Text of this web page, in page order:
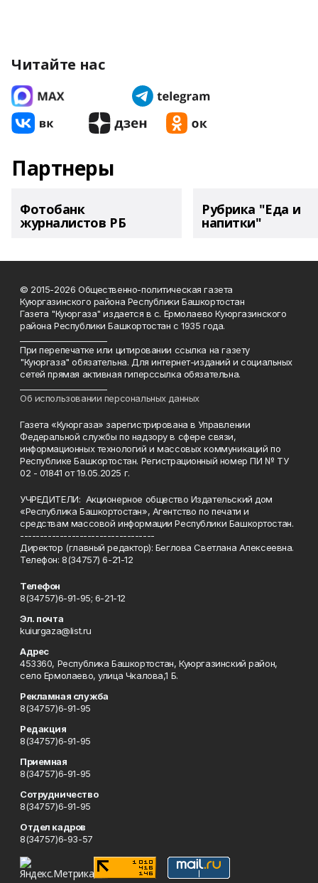
Читайте нас
Партнеры
Фотобанк
журналистов РБ
Рубрика "Еда и
напитки"
© 2015-2026 Общественно-политическая газета
Куюргазинского района Республики Башкортостан
Газета "Куюргаза" издается в с. Ермолаево Куюргазинского
района Республики Башкортостан с 1935 года.
При перепечатке или цитировании ссылка на газету
"Куюргаза" обязательна. Для интернет-изданий и социальных
сетей прямая активная гиперссылка обязательна.
Об использовании персональных данных
Газета «Куюргаза» зарегистрирована в Управлении
Федеральной службы по надзору в сфере связи,
информационных технологий и массовых коммуникаций по
Республике Башкортостан. Регистрационный номер ПИ № ТУ
02 - 01841 от 19.05.2025 г.
УЧРЕДИТЕЛИ: Акционерное общество Издательский дом
«Республика Башкортостан», Агентство по печати и
средствам массовой информации Республики Башкортостан.
----------------------------------
Директор (главный редактор): Беглова Светлана Алексеевна.
Телефон: 8(34757) 6-21-12
Телефон
8(34757)6-91-95; 6-21-12
Эл. почта
kuiurgaza@list.ru
Адрес
453360, Республика Башкортостан, Куюргазинский район,
село Ермолаево, улица Чкалова,1 Б.
Рекламная служба
8(34757)6-91-95
Редакция
8(34757)6-91-95
Приемная
8(34757)6-91-95
Сотрудничество
8(34757)6-91-95
Отдел кадров
8(34757)6-93-57